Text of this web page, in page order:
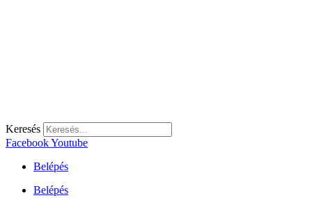
Keresés
FacebookYoutube
Belépés
Belépés